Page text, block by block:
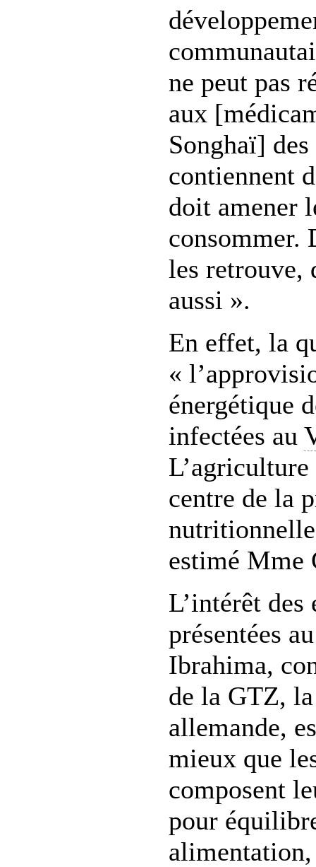
ne peut pas
aux
Songhaï]
contiennent
doit amener
consommer.
les retrouve,
aussi ».
En effet, la
«
énergétique
infectées au
centre de la
estimé Mme
L’intérêt des
présentées
Ibrahima,
de la GTZ,
allemande,
mieux que
composent
pour